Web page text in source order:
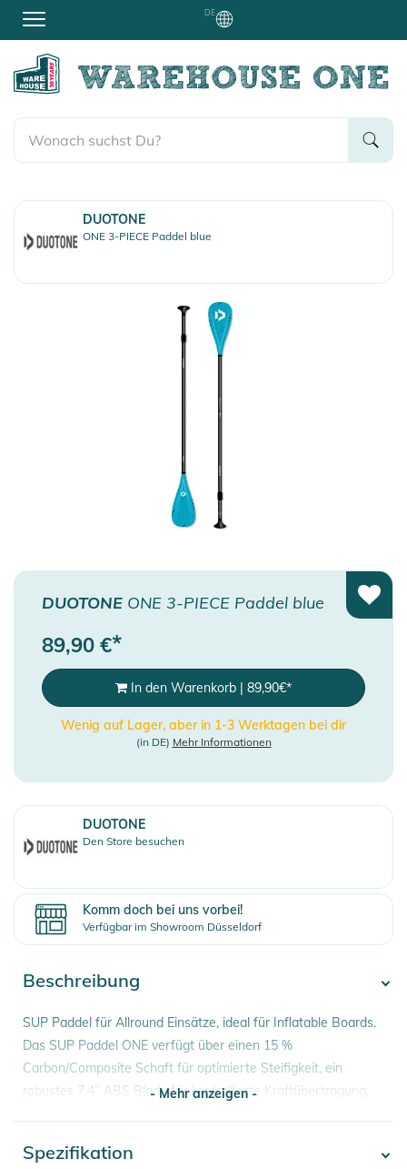
DE
DUOTONE
ONE 3-PIECE Paddel blue
DUOTONE ONE 3-PIECE Paddel blue
89,90 €*
In den Warenkorb | 89,90€*
Wenig auf Lager, aber in 1-3 Werktagen bei dir
(in DE) Mehr Informationen
DUOTONE
Den Store besuchen
Komm doch bei uns vorbei!
Verfügbar im Showroom Düsseldorf
Beschreibung
SUP Paddel für Allround Einsätze, ideal für Inflatable Boards.
Das SUP Paddel ONE verfügt über einen 15 %
Carbon/Composite Schaft für optimierte Steifigkeit, ein
robustes 7.4” ABS Blade für kontrollierte Kraftübertragung,
erhältlich.
- Mehr anzeigen -
Spezifikation